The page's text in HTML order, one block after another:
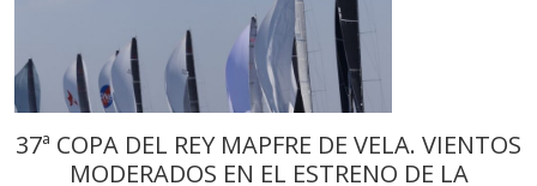
37ª COPA DEL REY MAPFRE DE VELA. VIENTOS
MODERADOS EN EL ESTRENO DE LA